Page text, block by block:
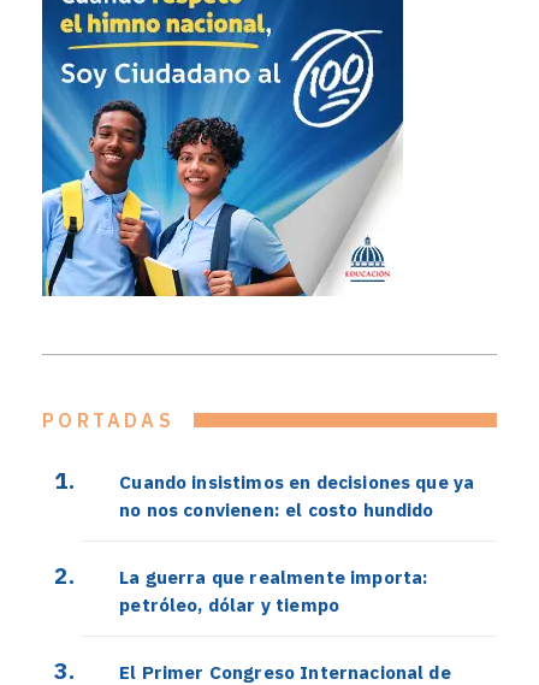
PORTADAS
Cuando insistimos en decisiones que ya
no nos convienen: el costo hundido
La guerra que realmente importa:
petróleo, dólar y tiempo
El Primer Congreso Internacional de